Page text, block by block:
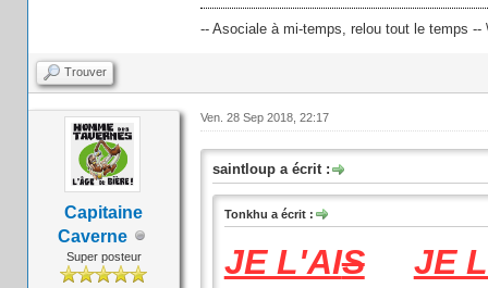
-- Asociale à mi-temps, relou tout le temps --
Trouver
Capitaine
Caverne
Super posteur
Ven. 28 Sep 2018, 22:17
saintloup a écrit :
Tonkhu a écrit :
JE L'AIS
JE